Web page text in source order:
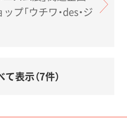
プ「ウチワ・des・ジ
て表示（7件）